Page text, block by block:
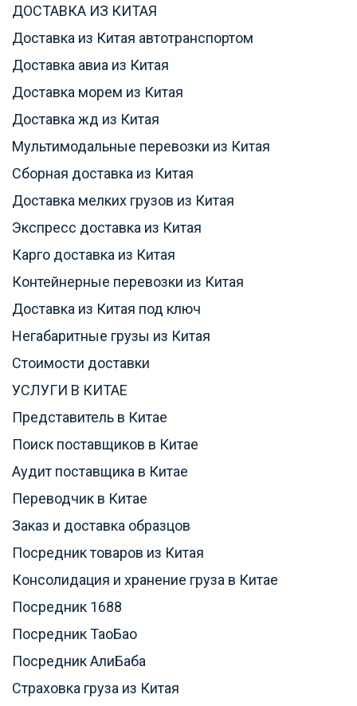
ДОСТАВКА ИЗ КИТАЯ
Доставка из Китая автотранспортом
Доставка авиа из Китая
Доставка морем из Китая
Доставка жд из Китая
Мультимодальные перевозки из Китая
Сборная доставка из Китая
Доставка мелких грузов из Китая
Экспресс доставка из Китая
Карго доставка из Китая
Контейнерные перевозки из Китая
Доставка из Китая под ключ
Негабаритные грузы из Китая
Стоимости доставки
УСЛУГИ В КИТАЕ
Представитель в Китае
Поиск поставщиков в Китае
Аудит поставщика в Китае
Переводчик в Китае
Заказ и доставка образцов
Посредник товаров из Китая
Консолидация и хранение груза в Китае
Посредник 1688
Посредник ТаоБао
Посредник АлиБаба
Страховка груза из Китая